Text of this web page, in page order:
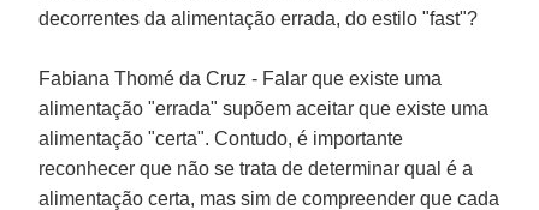
decorrentes da alimentação errada, do estilo "fast"?
Fabiana Thomé da Cruz - Falar que existe uma
alimentação "errada" supõem aceitar que existe uma
alimentação "certa". Contudo, é importante
reconhecer que não se trata de determinar qual é a
alimentação certa, mas sim de compreender que cada